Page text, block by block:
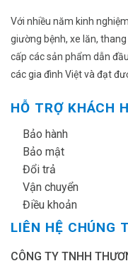
Với nhiều năm kinh
giường bệnh, xe lăn,
cấp các sản phẩm dẫn
các gia đình Việt và đạt
HỖ TRỢ KHÁCH
Bảo hành
Bảo mật
Đổi trả
Vận chuyển
Điều khoản
LIÊN HỆ CHÚNG
CÔNG TY TNHH